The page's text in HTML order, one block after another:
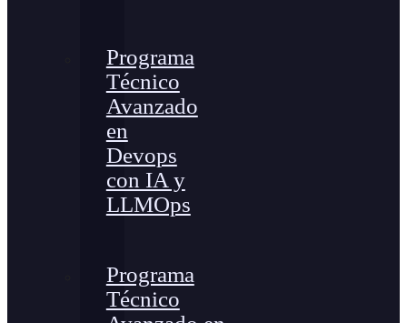
Programa
Técnico
Avanzado
en
Devops
con IA y
LLMOps
Programa
Técnico